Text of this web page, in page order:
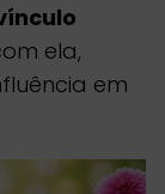
ela,
em